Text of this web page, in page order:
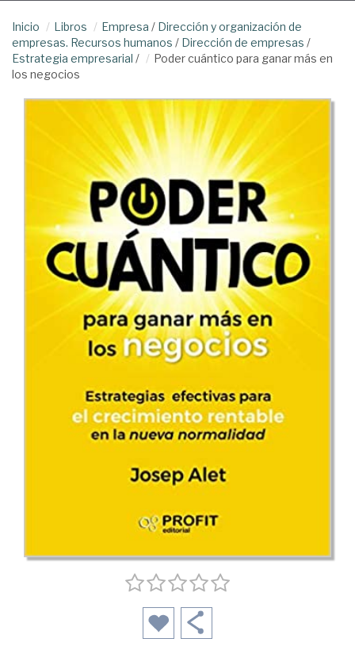
Inicio Libros Empresa / Dirección y organización de
empresas. Recursos humanos / Dirección de empresas /
Estrategia empresarial /
Poder cuántico para ganar más en
los negocios